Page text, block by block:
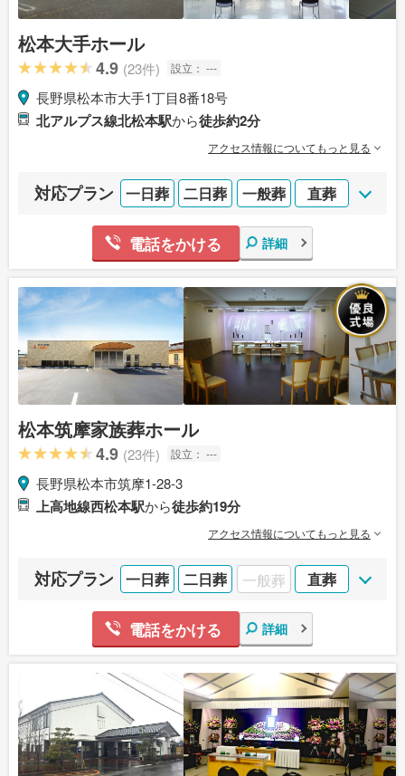
松本大手ホール
4.9 (23件) 設立： ---
長野県松本市大手1丁目8番18号
北アルプス線北松本駅から徒歩約2分
アクセス情報についてもっと見る
対応プラン 一日葬 二日葬 一般葬 直葬
電話をかける 詳細
松本筑摩家族葬ホール
4.9 (23件) 設立： ---
長野県松本市筑摩1-28-3
上高地線西松本駅から徒歩約19分
アクセス情報についてもっと見る
対応プラン 一日葬 二日葬 一般葬 直葬
電話をかける 詳細